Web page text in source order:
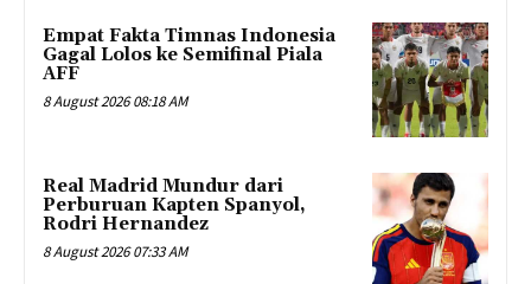
Empat Fakta Timnas Indonesia
Gagal Lolos ke Semifinal Piala
AFF
8 August 2026 08:18 AM
Real Madrid Mundur dari
Perburuan Kapten Spanyol,
Rodri Hernandez
8 August 2026 07:33 AM